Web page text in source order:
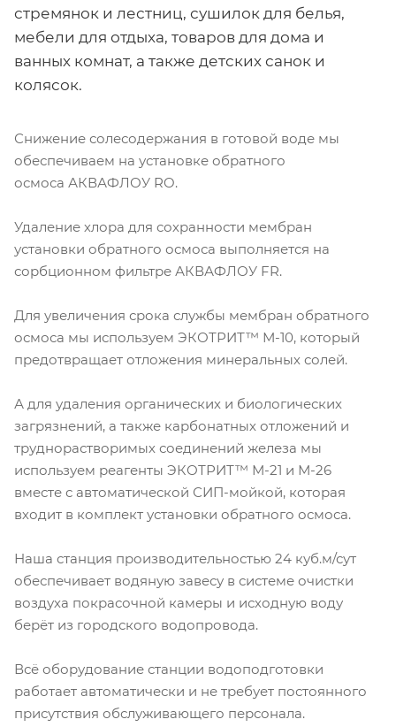
стремянок и лестниц, сушилок для белья,
мебели для отдыха, товаров для дома и
ванных комнат, а также детских санок и
колясок.
Снижение солесодержания в готовой воде мы
обеспечиваем на установке обратного
осмоса АКВАФЛОУ RO.
Удаление хлора для сохранности мембран
установки обратного осмоса выполняется на
сорбционном фильтре АКВАФЛОУ FR.
Для увеличения срока службы мембран обратного
осмоса мы используем ЭКОТРИТ™ М-10, который
предотвращает отложения минеральных солей.
А для удаления органических и биологических
загрязнений, а также карбонатных отложений и
труднорастворимых соединений железа мы
используем реагенты ЭКОТРИТ™ М-21 и М-26
вместе с автоматической СИП-мойкой, которая
входит в комплект установки обратного осмоса.
Наша станция производительностью 24 куб.м/сут
обеспечивает водяную завесу в системе очистки
воздуха покрасочной камеры и исходную воду
берёт из городского водопровода.
Всё оборудование станции водоподготовки
работает автоматически и не требует постоянного
присутствия обслуживающего персонала.